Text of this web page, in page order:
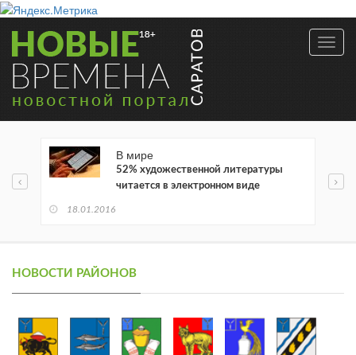
В мире
52% художественной литературы
читается в электронном виде
18.01.2016
НОВОСТИ РАЙОНОВ